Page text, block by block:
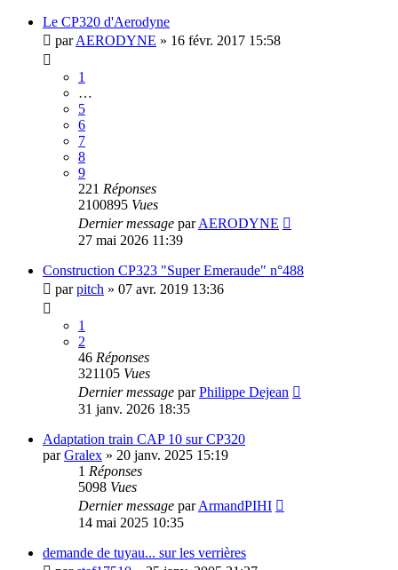
Le CP320 d'Aerodyne
parAERODYNE » 16 févr. 2017 15:58
1
…
5
6
7
8
9
221 Réponses
2100895 Vues
Dernier message parAERODYNE
27 mai 2026 11:39
Construction CP323 "Super Emeraude" n°488
parpitch » 07 avr. 2019 13:36
1
2
46 Réponses
321105 Vues
Dernier message parPhilippe Dejean
31 janv. 2026 18:35
Adaptation train CAP 10 sur CP320
parGralex » 20 janv. 2025 15:19
1 Réponses
5098 Vues
Dernier message parArmandPIHI
14 mai 2025 10:35
demande de tuyau... sur les verrières